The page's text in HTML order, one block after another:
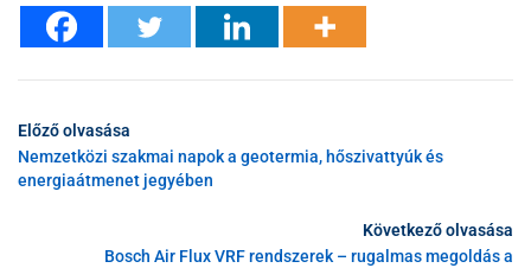
Előző olvasása
Nemzetközi szakmai napok a geotermia, hőszivattyúk és
energiaátmenet jegyében
Következő olvasása
Bosch Air Flux VRF rendszerek – rugalmas megoldás a